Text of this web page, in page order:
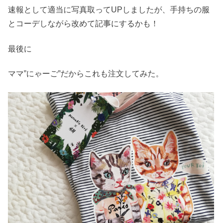
速報として適当に写真取ってUPしましたが、手持ちの服
とコーデしながら改めて記事にするかも！
最後に
ママ”にゃーご”だからこれも注文してみた。